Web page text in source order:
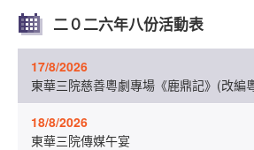
二０二六年八份活動表
17/8/2026
東華三院慈善粵劇專場《鹿鼎記》(改編
18/8/2026
東華三院傳媒午宴